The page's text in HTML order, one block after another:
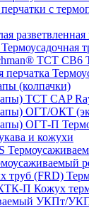
Термоусадочная
(колпачки)
и кожухи
Кожух